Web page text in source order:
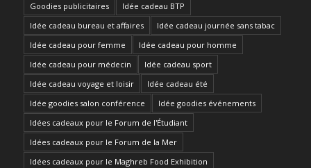
Goodies publicitaires
Idée cadeau BTP
Idée cadeau bureau et affaires
Idée cadeau journée sans tabac
Idée cadeau pour femme
Idée cadeau pour homme
Idée cadeau pour médecin
Idée cadeau sport
Idée cadeau voyage et loisir
Idée cadeau été
Idée goodies salon conférence
Idée goodies événements
Idées cadeaux pour le Forum de l'Étudiant
Idées cadeaux pour le Forum de la Mer
Idées cadeaux pour le Maghreb Food Exhibition